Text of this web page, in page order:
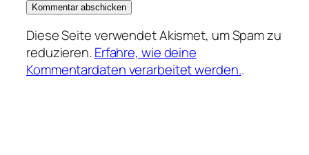
Diese Seite verwendet Akismet, um Spam zu
reduzieren. Erfahre, wie deine
Kommentardaten verarbeitet werden..